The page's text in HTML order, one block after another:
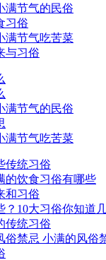
满节气的民俗
习俗
满节气吃苦菜
与习俗
满节气的民俗
满节气吃苦菜
传统习俗
的饮食习俗有哪些
和习俗
？10大习俗你知道
传统习俗
俗禁忌 小满的风俗